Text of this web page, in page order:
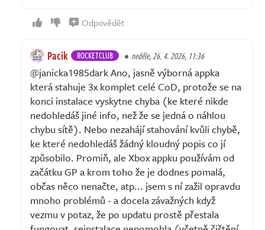
Odpovědět
Pacik ROCKETCLUB neděle, 26. 4. 2026, 11:36
@janicka1985dark Ano, jasně výborná appka
která stahuje 3x komplet celé CoD, protože se na
konci instalace vyskytne chyba (ke které nikde
nedohledáš jiné info, než že se jedná o náhlou
chybu sítě). Nebo nezahájí stahování kvůli chybě,
ke které nedohledáš žádný kloudný popis co jí
způsobilo. Promiň, ale Xbox appku používám od
začátku GP a krom toho že je dodnes pomalá,
občas něco nenačte, atp... jsem s ní zažil opravdu
mnoho problémů - a docela závažných když
vezmu v potaz, že po updatu prostě přestala